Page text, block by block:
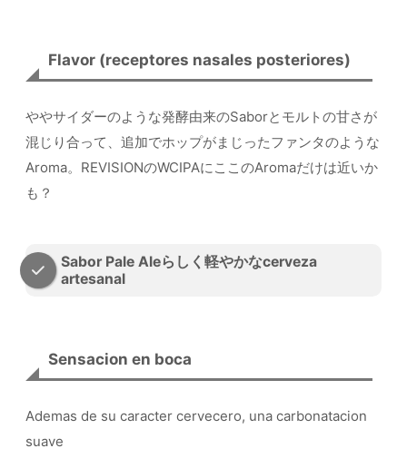
Flavor (receptores nasales posteriores)
ややサイダーのような発酵由来のSaborとモルトの甘さが
混じり合って、追加でホップがまじったファンタのような
Aroma。REVISIONのWCIPAにここのAromaだけは近いか
も？
Sabor Pale Aleらしく軽やかなcerveza
artesanal
Sensacion en boca
Ademas de su caracter cervecero, una carbonatacion
suave